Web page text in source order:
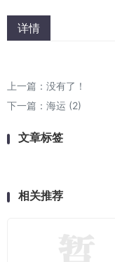
详情
上一篇：没有了！
下一篇： 海运 (2)
文章标签
相关推荐